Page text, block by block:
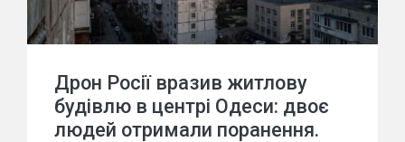
Дрон Росії вразив житлову
будівлю в центрі Одеси: двоє
людей отримали поранення.